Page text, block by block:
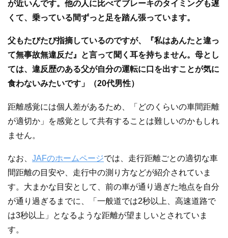
が近いんです。他の人に比べてブレーキのタイミングも遅
くて、乗っている間ずっと足を踏ん張っています。
父もたびたび指摘しているのですが、『私はあんたと違っ
て無事故無違反だ』と言って聞く耳を持ちません。母とし
ては、違反歴のある父が自分の運転に口を出すことが気に
食わないみたいです」（20代男性）
距離感覚には個人差があるため、「どのくらいの車間距離
が適切か」を感覚として共有することは難しいのかもしれ
ません。
なお、 JAFのホームページでは、走行距離ごとの適切な車
間距離の目安や、走行中の測り方などが紹介されていま
す。大まかな目安として、前の車が通り過ぎた地点を自分
が通り過ぎるまでに、「一般道では2秒以上、高速道路で
は3秒以上」となるような距離が望ましいとされていま
す。